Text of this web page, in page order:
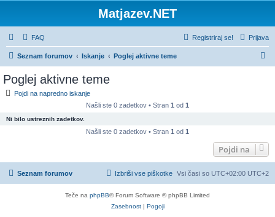
Matjazev.NET
FAQ Prijava
Registriraj se!
Seznam forumov Iskanje Poglej aktivne teme
e
Poglej aktivne teme
Pojdi na napredno iskanje
Našli ste 0 zadetkov • Stran 1 od 1
Ni bilo ustreznih zadetkov.
Našli ste 0 zadetkov • Stran 1 od 1
Pojdi na
Seznam forumov Vsi časi so UTC+02:00 UTC+2
Izbriši vse piškotke
Teče na phpBB® Forum Software © phpBB Limited
Zasebnost| Pogoji